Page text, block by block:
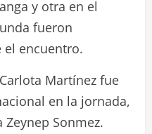
y otra en el
fueron
el encuentro.
Martínez fue
en la jornada,
Sonmez.